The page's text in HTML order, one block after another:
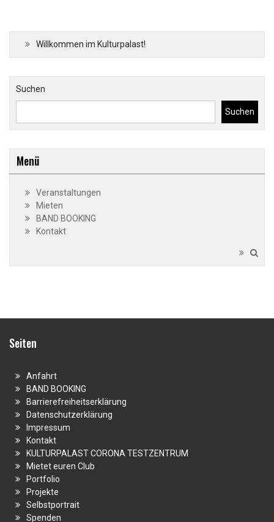
Willkommen im Kulturpalast!
Suchen
Suchen
Menü
Veranstaltungen
Mieten
BAND BOOKING
Kontakt
Seiten
Anfahrt
BAND BOOKING
Barrierefreiheitserklärung
Datenschutzerklärung
Impressum
Kontakt
KULTURPALAST CORONA TESTZENTRUM
Mietet euren Club
Portfolio
Projekte
Selbstportrait
Spenden